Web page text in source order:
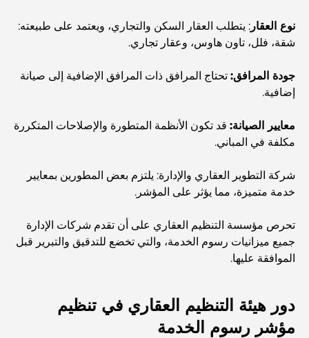
الحياة في الجزيرة
أفضل وجبات الإفطار في دبي: اختياراتي المفضلة لعام 2026
كيفية الحصول على قرض عقاري في دبي: الدليل الشامل
دبي
والانسجام
أفضل شركات تنسيق الحدائق في دبي: تحويل المساحات
أفضل شركات نقل الأثاث في دبي: دليل شامل
نوع العقار : يتطلب العقار السكن والتجاري، ويعتمد على طبيعته:
شقة، فلل، تاون هاوس، وعقار تجاري.
جودة المرافق: تحتاج المرافق ذات المرافق الإضافية إلى صيانة
إضافية.
معايير الصيانة: قد تكون الأنظمة المتطورة والإصلاحات المتكررة
مكلفة في المباني.
شركة التطوير العقاري والإدارة: يلتزم بعض المطورين بمعايير
خدمة متميزة، مما يؤثر على المؤشر.
تحرص مؤسسة التنظيم العقاري على أن تقدم شركات الإدارة
جميع ميزانيات رسوم الخدمة، والتي تخضع للتدقيق والتبرير قبل
الموافقة عليها.
دور هيئة التنظيم العقاري في تنظيم
مؤشر رسوم الخدمة